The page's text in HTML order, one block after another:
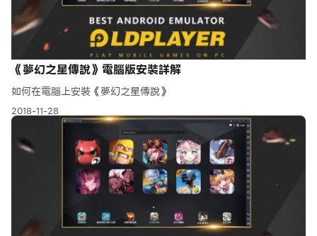
《夢幻之星傳說》電腦版安裝詳解
如何在電腦上安裝《夢幻之星傳說》
2018-11-28